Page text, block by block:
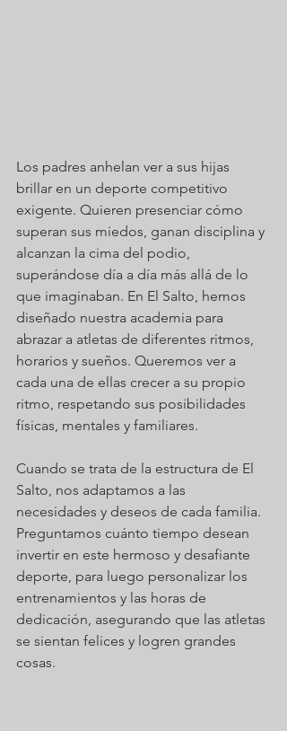
Los padres anhelan ver a sus hijas
brillar en un deporte competitivo
exigente. Quieren presenciar cómo
superan sus miedos, ganan disciplina y
alcanzan la cima del podio,
superándose día a día más allá de lo
que imaginaban. En El Salto, hemos
diseñado nuestra academia para
abrazar a atletas de diferentes ritmos,
horarios y sueños. Queremos ver a
cada una de ellas crecer a su propio
ritmo, respetando sus posibilidades
físicas, mentales y familiares.
Cuando se trata de la estructura de El
Salto, nos adaptamos a las
necesidades y deseos de cada familia.
Preguntamos cuánto tiempo desean
invertir en este hermoso y desafiante
deporte, para luego personalizar los
entrenamientos y las horas de
dedicación, asegurando que las atletas
se sientan felices y logren grandes
cosas.